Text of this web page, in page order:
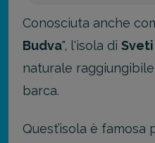
Conosciuta anche
Budva", l'isola di
naturale
barca.
Quest’isola è